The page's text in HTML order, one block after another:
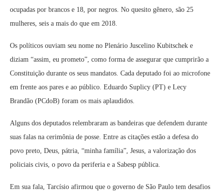
ocupadas por brancos e 18, por negros. No quesito gênero, são 25
mulheres, seis a mais do que em 2018.
Os políticos ouviam seu nome no Plenário Juscelino Kubitschek e
diziam “assim, eu prometo”, como forma de assegurar que cumprirão a
Constituição durante os seus mandatos. Cada deputado foi ao microfone
em frente aos pares e ao público. Eduardo Suplicy (PT) e Lecy
Brandão (PCdoB) foram os mais aplaudidos.
Alguns dos deputados relembraram as bandeiras que defendem durante
suas falas na cerimônia de posse. Entre as citações estão a defesa do
povo preto, Deus, pátria, “minha família”, Jesus, a valorização dos
policiais civis, o povo da periferia e a Sabesp pública.
Em sua fala, Tarcísio afirmou que o governo de São Paulo tem desafios